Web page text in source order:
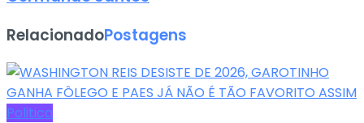
RelacionadoPostagens
Politica